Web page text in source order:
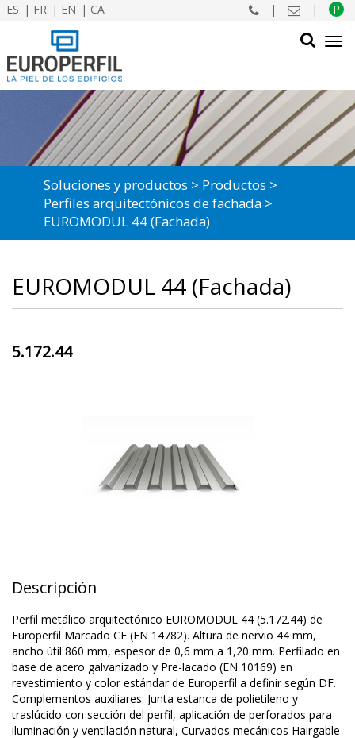
ES FR EN CA | | P
BUSCAR
Soluciones y productos
Productos
Perfiles arquitectónicos de fachada
EUROMODUL 44 (Fachada)
EUROMODUL 44 (Fachada)
5.172.44
Descripción
Perfil metálico arquitectónico EUROMODUL 44 (5.172.44) de
Europerfil Marcado CE (EN 14782). Altura de nervio 44 mm,
ancho útil 860 mm, espesor de 0,6 mm a 1,20 mm. Perfilado en
base de acero galvanizado y Pre-lacado (EN 10169) en
revestimiento y color estándar de Europerfil a definir según DF.
Complementos auxiliares: Junta estanca de polietileno y
traslúcido con sección del perfil, aplicación de perforados para
iluminación y ventilación natural, Curvados mecánicos Hairgable